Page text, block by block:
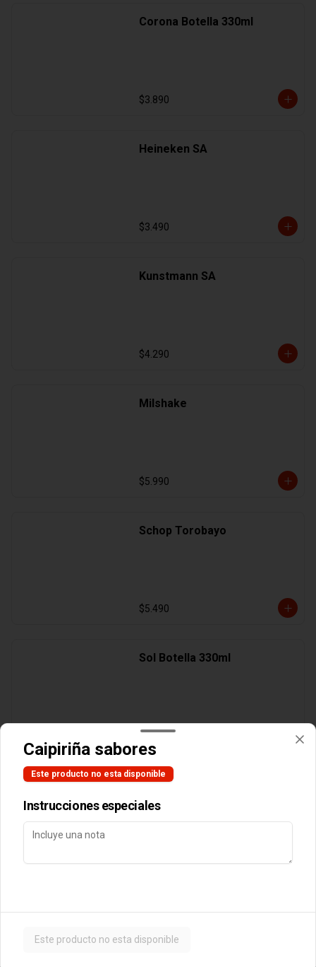
Corona Botella 330ml
$3.890
Heineken SA
$3.490
Kunstmann SA
$4.290
Milshake
$5.990
Schop Torobayo
$5.490
Sol Botella 330ml
$3.890
Cocteles
Caipiriña sabores
Este producto no esta disponible
Instrucciones especiales
Este producto no esta disponible